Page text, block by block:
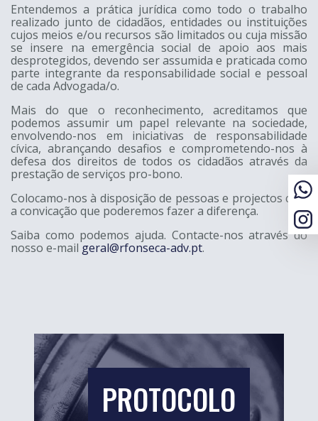
Entendemos a prática jurídica como todo o trabalho
realizado junto de cidadãos, entidades ou instituições
cujos meios e/ou recursos são limitados ou cuja missão
se insere na emergência social de apoio aos mais
desprotegidos, devendo ser assumida e praticada como
parte integrante da responsabilidade social e pessoal
de cada Advogada/o.
Mais do que o reconhecimento, acreditamos que
podemos assumir um papel relevante na sociedade,
envolvendo-nos em iniciativas de responsabilidade
cívica, abrançando desafios e comprometendo-nos à
defesa dos direitos de todos os cidadãos através da
prestação de serviços pro-bono.
Colocamo-nos à disposição de pessoas e projectos com
a convicação que poderemos fazer a diferença.
Saiba como podemos ajuda. Contacte-nos através do
nosso e-mail geral@rfonseca-adv.pt.
PROTOCOLO